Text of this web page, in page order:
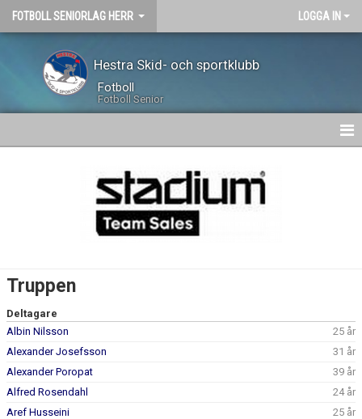
FOTBOLL SENIORLAG HERR LOGGA IN
Hestra Skid- och sportklubb
Fotboll
Fotboll Senior
BILDGALLERI
DOKUMENT
KONTAKT
Truppen
Deltagare
Albin Nilsson
25 år
Alexander Josefsson
31 år
Alexander Poropat
39 år
Alfred Rosendahl
24 år
Aref Husseini
25 år